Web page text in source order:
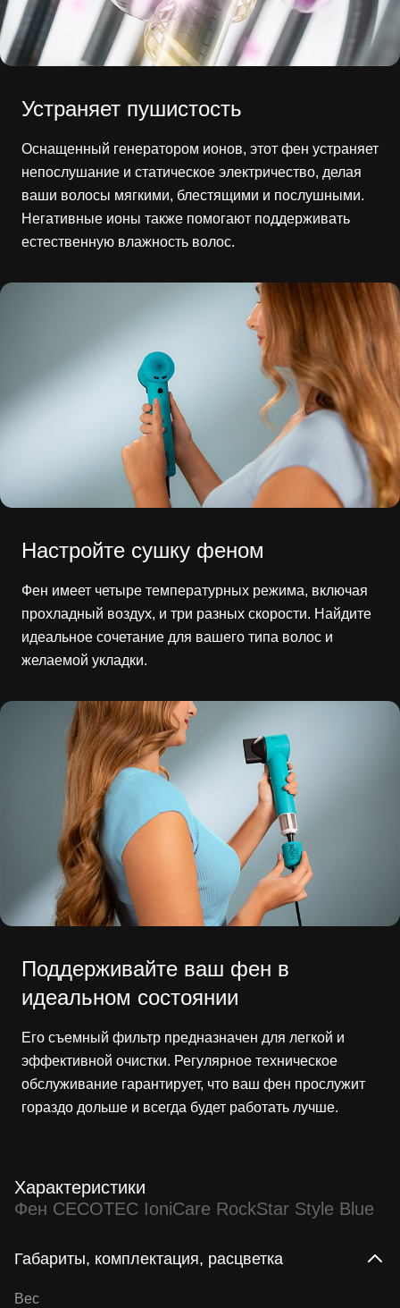
Устраняет пушистость
Оснащенный генератором ионов, этот фен устраняет
непослушание и статическое электричество, делая
ваши волосы мягкими, блестящими и послушными.
Негативные ионы также помогают поддерживать
естественную влажность волос.
Настройте сушку феном
Фен имеет четыре температурных режима, включая
прохладный воздух, и три разных скорости. Найдите
идеальное сочетание для вашего типа волос и
желаемой укладки.
Поддерживайте ваш фен в
идеальном состоянии
Его съемный фильтр предназначен для легкой и
эффективной очистки. Регулярное техническое
обслуживание гарантирует, что ваш фен прослужит
гораздо дольше и всегда будет работать лучше.
Характеристики
Фен CECOTEC IoniCare RockStar Style Blue
Габариты, комплектация, расцветка
Вес